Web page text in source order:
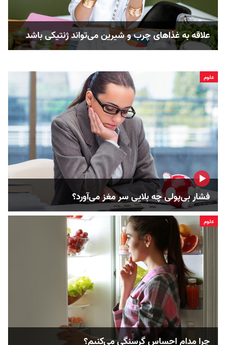
علاقه به غذاهای چرب و شیرین می‌تواند ژنتیکی باشد
علوم
فشار بی‌پولی چه بلایی سر مغز می‌آورد؟
علوم
چرا مدام احساس گرسنگی می‌کنیم؟